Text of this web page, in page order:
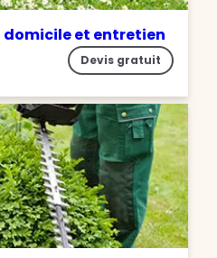
domicile et entretien
Devis gratuit